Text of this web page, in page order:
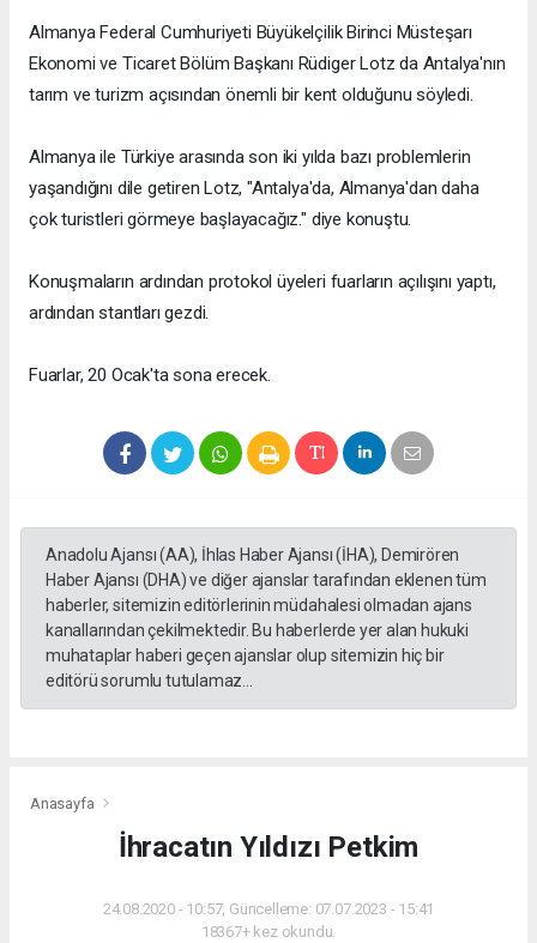
Almanya Federal Cumhuriyeti Büyükelçilik Birinci Müsteşarı
Ekonomi ve Ticaret Bölüm Başkanı Rüdiger Lotz da Antalya'nın
tarım ve turizm açısından önemli bir kent olduğunu söyledi.
Almanya ile Türkiye arasında son iki yılda bazı problemlerin
yaşandığını dile getiren Lotz, "Antalya'da, Almanya'dan daha
çok turistleri görmeye başlayacağız." diye konuştu.
Konuşmaların ardından protokol üyeleri fuarların açılışını yaptı,
ardından stantları gezdi.
Fuarlar, 20 Ocak'ta sona erecek.
Anadolu Ajansı (AA), İhlas Haber Ajansı (İHA), Demirören
Haber Ajansı (DHA) ve diğer ajanslar tarafından eklenen tüm
haberler, sitemizin editörlerinin müdahalesi olmadan ajans
kanallarından çekilmektedir. Bu haberlerde yer alan hukuki
muhataplar haberi geçen ajanslar olup sitemizin hiç bir
editörü sorumlu tutulamaz...
Anasayfa
İhracatın Yıldızı Petkim
24.08.2020 - 10:57, Güncelleme: 07.07.2023 - 15:41
18367+ kez okundu.